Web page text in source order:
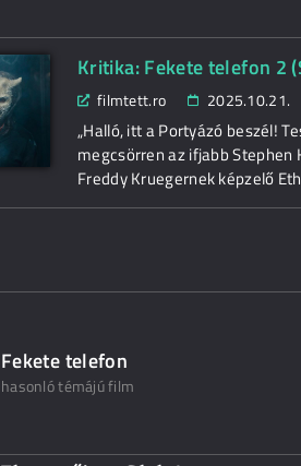
Kritika: Fekete telefon 2
filmtett.ro 2025.10.21.
„Halló, itt a Portyázó beszél!
megcsörren az ifjabb
Freddy Kruegernek képzelő
Fekete telefon
hasonló témájú film